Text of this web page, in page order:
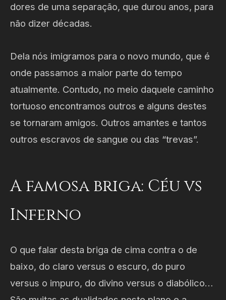
dores de uma separação, que durou anos, para
não dizer décadas.
Dela nós imigramos para o novo mundo, que é
onde passamos a maior parte do tempo
atualmente. Contudo, no meio daquele caminho
tortuoso encontramos outros e alguns destes
se tornaram amigos. Outros amantes e tantos
outros escravos de sangue ou das “trevas”.
A famosa briga: Céu vs
Inferno
O que falar desta briga de cima contra o de
baixo, do claro versus o escuro, do puro
versus o impuro, do divino versus o diabólico…